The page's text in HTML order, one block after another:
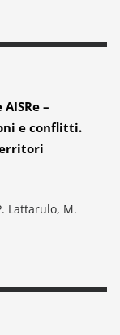
–
e conflitti.
Lattarulo, M.
Europa e